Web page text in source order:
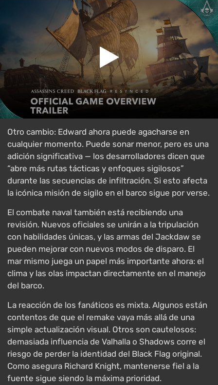
Otro cambio: Edward ahora puede agacharse en
cualquier momento. Puede sonar menor, pero es una
adición significativa — los desarrolladores dicen que
“abre más rutas tácticas y enfoques sigilosos”
durante las secuencias de infiltración. Si esto afecta
la icónica misión de sigilo en el barco sigue por verse.
El combate naval también está recibiendo una
revisión. Nuevos oficiales se unirán a la tripulación
con habilidades únicas, y las armas del Jackdaw se
pueden mejorar con nuevos modos de disparo. El
mar mismo juega un papel más importante ahora: el
clima y las olas impactan directamente en el manejo
del barco.
La reacción de los fanáticos es mixta. Algunos están
contentos de que el remake vaya más allá de una
simple actualización visual. Otros son cautelosos:
demasiada influencia de Valhalla o Shadows corre el
riesgo de perder la identidad del Black Flag original.
Como asegura Richard Knight, mantenerse fiel a la
fuente sigue siendo la máxima prioridad.